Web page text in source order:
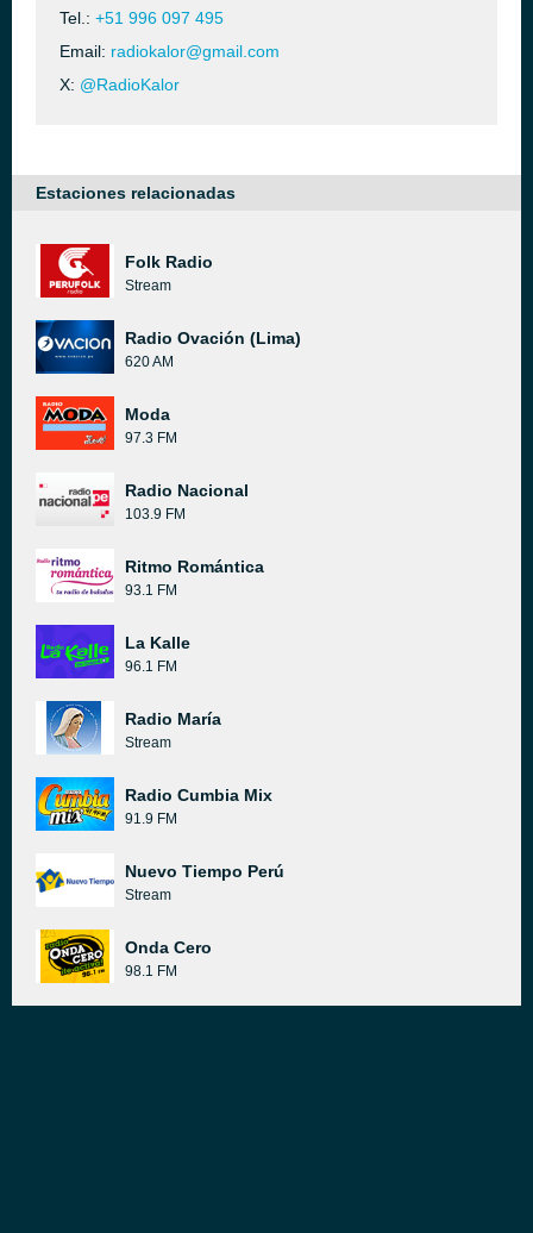
Tel.: +51 996 097 495
Email: radiokalor@gmail.com
X: @RadioKalor
Estaciones relacionadas
Folk Radio
Stream
Radio Ovación (Lima)
620 AM
Moda
97.3 FM
Radio Nacional
103.9 FM
Ritmo Romántica
93.1 FM
La Kalle
96.1 FM
Radio María
Stream
Radio Cumbia Mix
91.9 FM
Nuevo Tiempo Perú
Stream
Onda Cero
98.1 FM